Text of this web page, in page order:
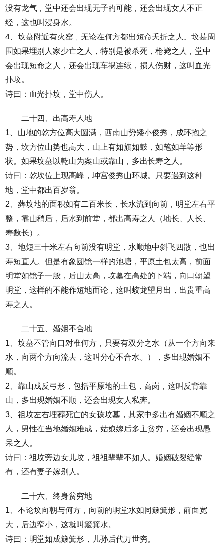
没有龙气，堂中还会出现无子的可能，还会出现女人不正
经，这也叫浸身水。
4、坟墓附近有火窑，无论在何方都出短命夭折之人。坟墓周
围如果埋别人家少亡之人，特别是被杀死，枪毙之人，堂中
会出现短命之人，还会出现车祸连续，损人伤财，这叫血光
扑坟。
诗曰：血光扑坟，堂中伤人。
二十四、出高寿人地
1、山地的乾方位高大圆满，西南山势矮小俊秀，成环抱之
势，坎方位山势也高大，山上有如旗如鼓，如笔如羊等形
状。如果坟墓以乾山为案山或靠山，多出长寿之人。
诗曰：乾坎位上现高峰，坤宫俊秀山环城。只要遇到这种
地，堂中都出百岁翁。
2、葬坟地的面积如有二百米长，长水流到向前，明堂左右平
整，靠山稍后，后水到前堂，都出高寿之人（地长、人长、
寿数长）。
3、地短三十米左右向前没有明堂，水顺地中斜飞四散，也出
寿短直人。但是有象圆镜一样的池塘，平原土包太高，前面
明堂如镜子一般，后山太高，坟墓在高处的下端，向口朝望
明堂，这样的不能作短地而论，这叫蛟龙望月出，出贵重高
寿之人。
二十五、婚姻不合地
1、坟墓不管向口对准何方，只要有双分之水（从一个方向来
水，向两个方向流去，这叫分心不合水。），多出现婚姻不
顺。
2、靠山成反弓形，包括平原地的土包，高岗，这叫反背靠
山，多出现婚姻不顺，还会出现女人私奔。
3、祖坟左右埋葬死亡的女孩坟墓，其家中多出有婚姻不顺之
人，男性在当地婚姻难成，姑娘嫁后多主贫穷，还会出现愚
呆之人。
诗曰：祖坟旁边女儿坟，祖祖辈辈不如人。婚姻破裂经常
有，还有妻子嫁别人。
二十六、终身贫穷地
1、不论坟向朝与何方，向前的明堂水如同簸箕形，前面宽
大，后边窄小，这就叫簸箕水。
诗曰：明堂如成簸箕形，儿孙后代万世穷。